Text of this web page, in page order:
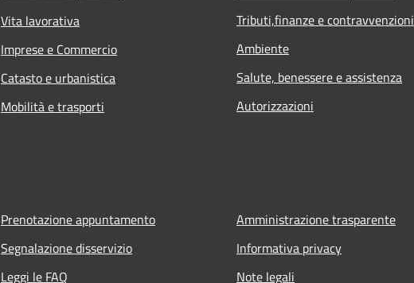
Vita lavorativa
Imprese e Commercio
Catasto e urbanistica
Mobilità e trasporti
Tributi,finanze e contravvenzioni
Ambiente
Salute, benessere e assistenza
Autorizzazioni
Prenotazione appuntamento
Segnalazione disservizio
Leggi le FAQ
Amministrazione trasparente
Informativa privacy
Note legali